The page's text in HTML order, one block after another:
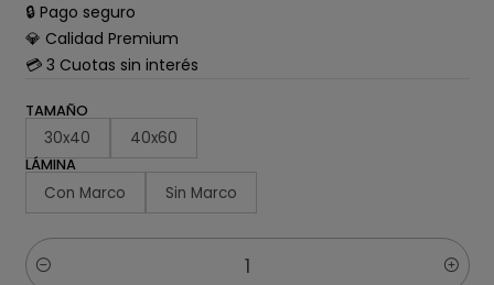
🔒 Pago seguro
💎 Calidad Premium
💳 3 Cuotas sin interés
TAMAÑO
30x40 40x60
LÁMINA
Con Marco Sin Marco
Cantidad